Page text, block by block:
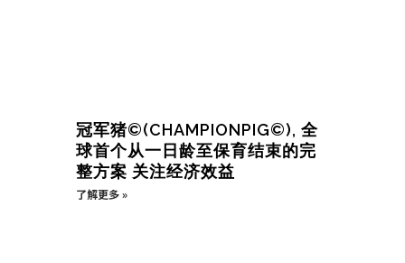
冠军猪©(CHAMPIONPIG©), 全
球首个从一日龄至保育结束的完
整方案 关注经济效益
了解更多 »